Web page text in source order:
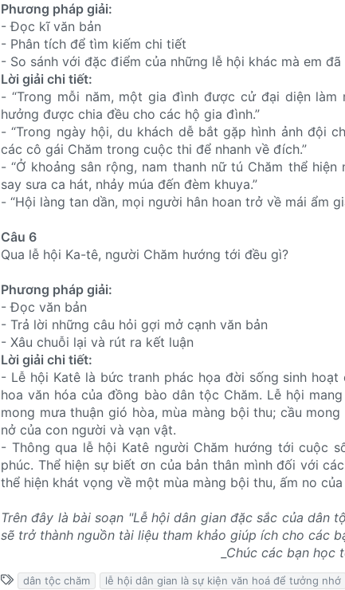
Phương pháp giải:
- Đọc kĩ văn bản
- Phân tích để tìm kiếm chi tiết
- So sánh với đặc điểm của những lễ hội khác mà em
Lời giải chi tiết:
- “Trong mỗi năm, một gia đình được cử đại diện
hưởng được chia đều cho các hộ gia đình.”
- “Trong ngày hội, du khách dễ bắt gặp hình ảnh đội
các cô gái Chăm trong cuộc thi để nhanh về đích.”
- “Ở khoảng sân rộng, nam thanh nữ tú Chăm thể
say sưa ca hát, nhảy múa đến đèm khuya.”
- “Hội làng tan dần, mọi người hân hoan trở về mái ẩm
Câu 6
Qua lễ hội Ka-tê, người Chăm hướng tới đều gì?
Phương pháp giải:
- Đọc văn bản
- Trả lời những câu hỏi gợi mở cạnh văn bản
- Xâu chuỗi lại và rút ra kết luận
Lời giải chi tiết:
- Lễ hội Katê là bức tranh phác họa đời sống sinh
hoa văn hóa của đồng bào dân tộc Chăm. Lễ hội
mong mưa thuận gió hòa, mùa màng bội thu; cầu
nở của con người và vạn vật.
- Thông qua lễ hội Katê người Chăm hướng tới cuộc
phúc. Thể hiện sự biết ơn của bản thân mình đối với
thể hiện khát vọng về một mùa màng bội thu, ấm no của
Trên đây là bài soạn "Lễ hội dân gian đặc sắc của dân
sẽ trở thành nguồn tài liệu tham khảo giúp ích cho các
_Chúc các bạn học
Tdân tộc chăm lễ hội dân gian là sự kiện văn hoá để tưởng nhớ